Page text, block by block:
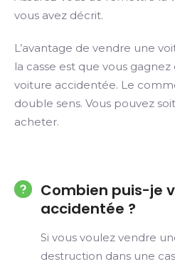
vous avez décrit.
L’avantage de vendre une
la casse est que vous
voiture accidentée. Le
double sens. Vous pouvez
acheter.
Combien puis-je
accidentée ?
Si vous voulez vendre
destruction dans une